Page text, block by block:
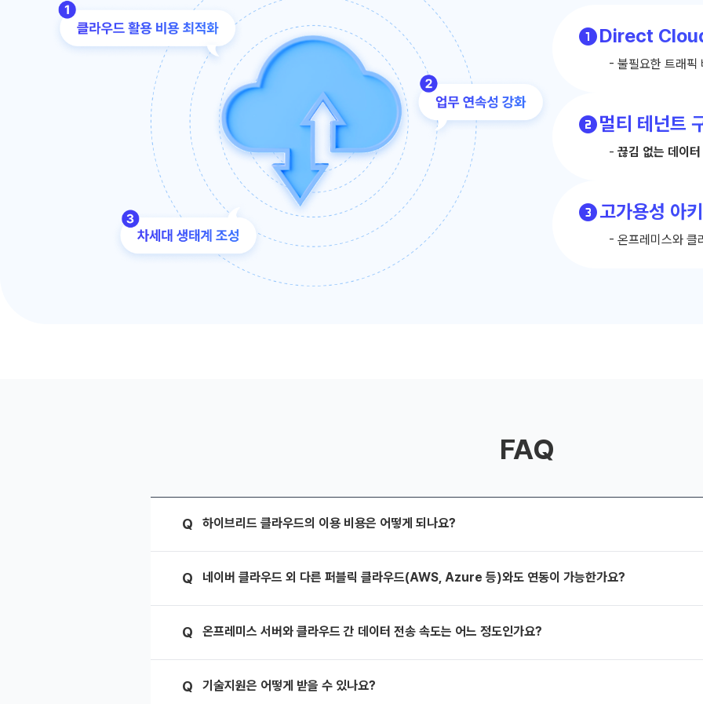
Direct
- 불필요한 트래픽
멀티 테넌트
- 끊김 없는 데이
고가용성 아
- 온프레미스와 클
FAQ
Q 하이브리드 클라우드의 이용 비용은 어떻게 되나요?
Q 네이버 클라우드 외 다른 퍼블릭 클라우드(AWS, Azure 등)와도 연동이 가능한가요?
Q 온프레미스 서버와 클라우드 간 데이터 전송 속도는 어느 정도인가요?
Q 기술지원은 어떻게 받을 수 있나요?